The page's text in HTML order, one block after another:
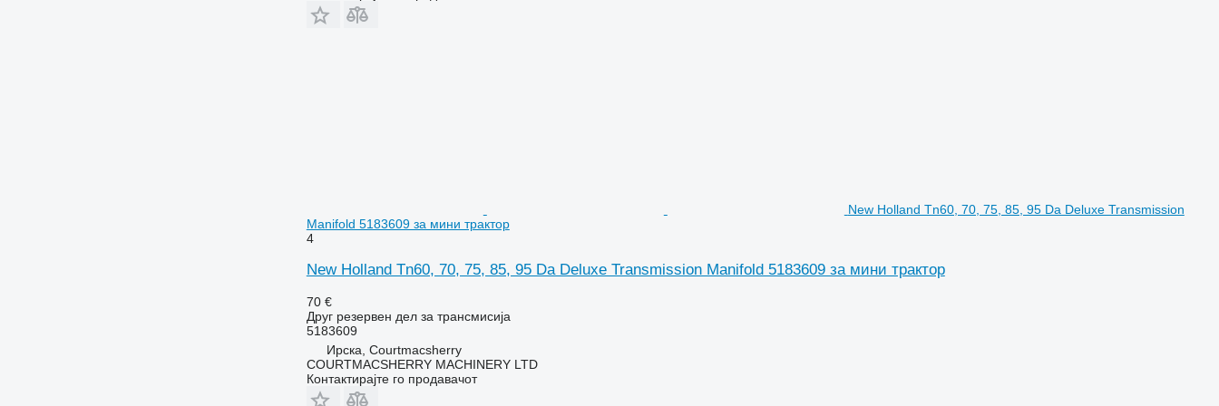
New Holland Tn60, 70, 75, 85, 95 Da Deluxe Transmission
Manifold 5183609 за мини трактор
4
New Holland Tn60, 70, 75, 85, 95 Da Deluxe Transmission Manifold 5183609 за мини трактор
70 €
Друг резервен дел за трансмисија
5183609
Ирска, Courtmacsherry
COURTMACSHERRY MACHINERY LTD
Контактирајте го продавачот